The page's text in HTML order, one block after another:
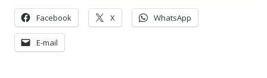
Facebook X WhatsApp
E-mail